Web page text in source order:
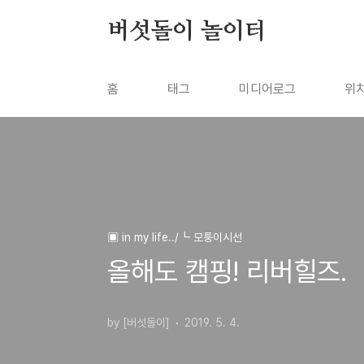
버섯돌이 놀이터
홈 태그 미디어로그 위
▣ in my life../┗ 모퉁이시선
올해도 캠핑! 리버힐즈.
by [버섯돌이] 2019. 5. 4.